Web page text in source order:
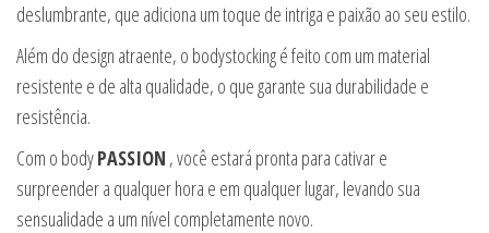
deslumbrante, que adiciona um toque de intriga e paixão ao seu estilo.
Além do design atraente, o bodystocking é feito com um material
resistente e de alta qualidade, o que garante sua durabilidade e
resistência.
Com o bodyPASSION , você estará pronta para cativar e
surpreender a qualquer hora e em qualquer lugar, levando sua
sensualidade a um nível completamente novo.